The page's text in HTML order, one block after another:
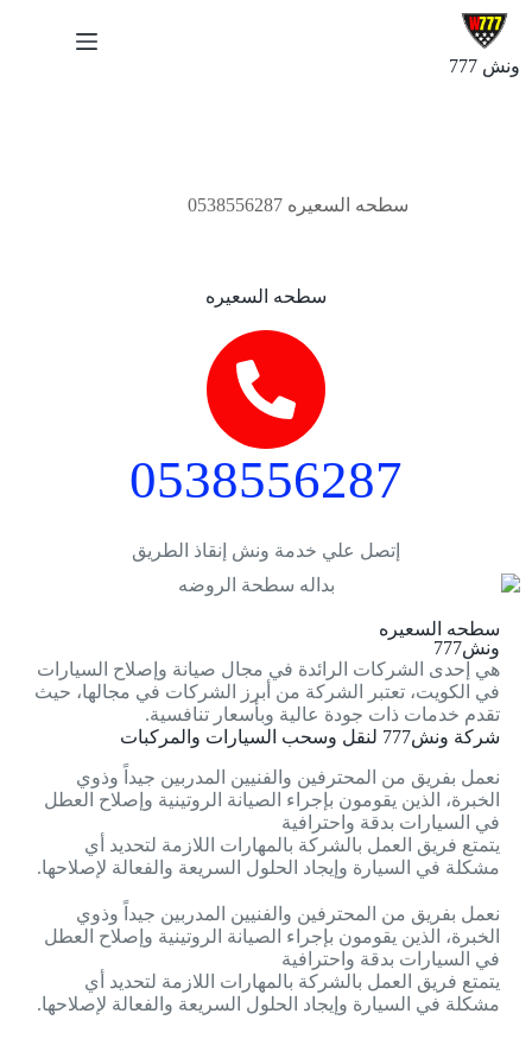
ونش 777
سطحه السعيره 0538556287
سطحه السعيره
0538556287
إتصل علي خدمة ونش إنقاذ الطريق
سطحه السعيره
ونش777
هي إحدى الشركات الرائدة في مجال صيانة وإصلاح السيارات
في الكويت، تعتبر الشركة من أبرز الشركات في مجالها، حيث
تقدم خدمات ذات جودة عالية وبأسعار تنافسية.
شركة ونش777 لنقل وسحب السيارات والمركبات
نعمل بفريق من المحترفين والفنيين المدربين جيداً وذوي
الخبرة، الذين يقومون بإجراء الصيانة الروتينية وإصلاح العطل
في السيارات بدقة واحترافية
يتمتع فريق العمل بالشركة بالمهارات اللازمة لتحديد أي
مشكلة في السيارة وإيجاد الحلول السريعة والفعالة لإصلاحها.
نعمل بفريق من المحترفين والفنيين المدربين جيداً وذوي
الخبرة، الذين يقومون بإجراء الصيانة الروتينية وإصلاح العطل
في السيارات بدقة واحترافية
يتمتع فريق العمل بالشركة بالمهارات اللازمة لتحديد أي
مشكلة في السيارة وإيجاد الحلول السريعة والفعالة لإصلاحها.